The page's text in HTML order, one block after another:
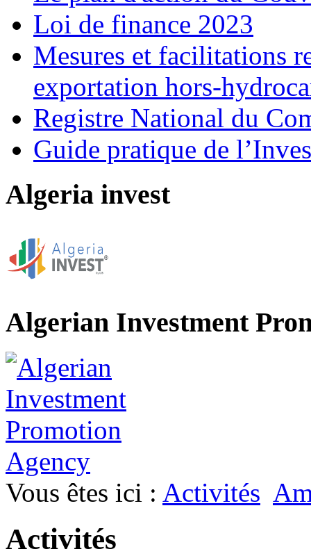
Loi de finance 2023
Mesures et facilitations
exportation hors-
Registre National du
Guide pratique de
Algeria invest
Algerian Investment
Vous êtes ici : Activités
Activités